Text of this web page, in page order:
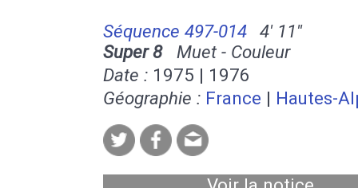
Séquence 497-014
4' 11''
Super 8Muet - Couleur
Date : 1975 | 1976
Géographie : France | Hautes-